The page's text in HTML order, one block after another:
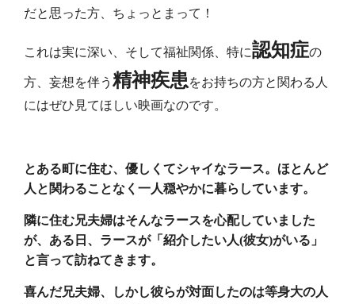
だと思った方、ちょっとまって！
これは実に深い、そして福祉関係、特に認知症の
方、妄想を伴う 精神疾患をお持ちの方と関わる人
にはぜひ見てほしい映画なのです。
とある町に住む、優しくてシャイなラース。ほとんど
人と関わることなく一人穏やかに暮らしています。
隣に住む兄夫婦はそんなラースを心配していました
が、ある日、ラースが「紹介したい人(彼女)がいる」
と言って訪ねてきます。
喜んだ兄夫婦、しかし彼らが対面したのは等身大の人